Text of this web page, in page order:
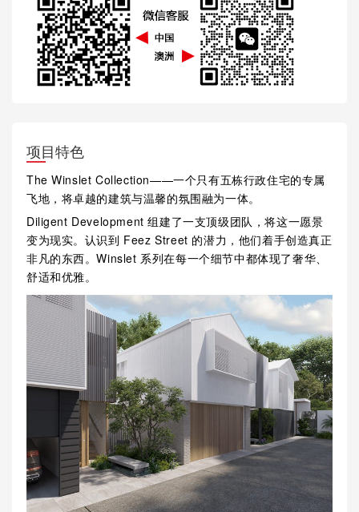
项目特色
The Winslet Collection——一个只有五栋行政住宅的专属
飞地，将卓越的建筑与温馨的氛围融为一体。
Diligent Development 组建了一支顶级团队，将这一愿景
变为现实。认识到 Feez Street 的潜力，他们着手创造真正
非凡的东西。Winslet 系列在每一个细节中都体现了奢华、
舒适和优雅。